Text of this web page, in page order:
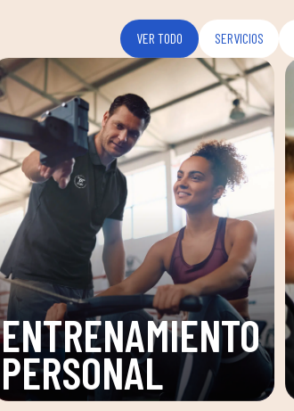
VER TODO SERVICIOS
ENTRENAMIENTO
PERSONAL